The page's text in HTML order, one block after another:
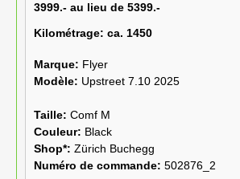
3999.- au lieu de 5399.-
Kilométrage: ca. 1450
Marque: Flyer
Modèle: Upstreet 7.10 2025
Taille: Comf M
Couleur: Black
Shop*: Zürich Buchegg
Numéro de commande: 502876_2